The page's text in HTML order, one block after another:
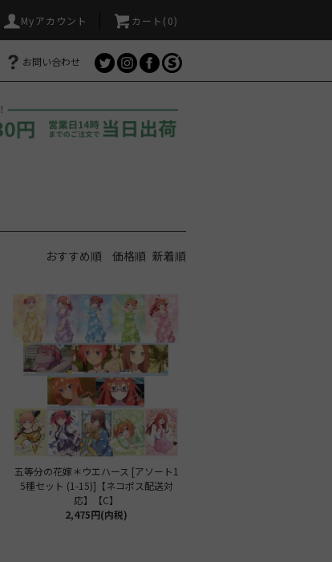
Myアカウント カート( 0)
お問い合わせ
おすすめ順 価格順 新着順
五等分の花嫁＊ウエハース [アソート1
5種セット (1-15)]【ネコポス配送対
応】【C】
2,475円(内税)